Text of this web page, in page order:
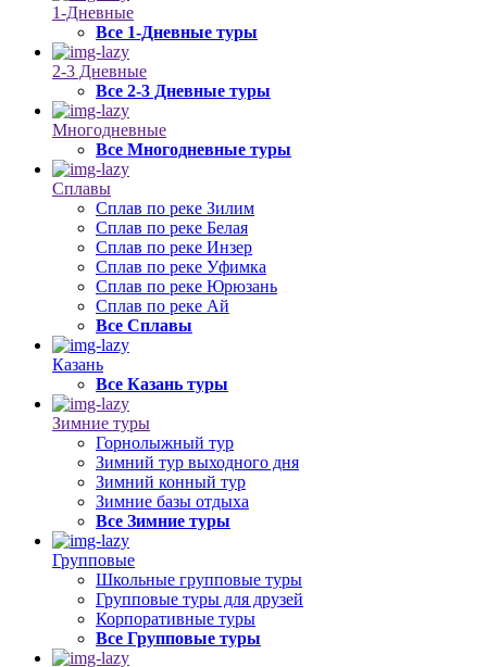
1-Дневные
Все 1-Дневные туры
2-3 Дневные
Все 2-3 Дневные туры
Многодневные
Все Многодневные туры
Сплавы
Сплав по реке Зилим
Сплав по реке Белая
Сплав по реке Инзер
Сплав по реке Уфимка
Сплав по реке Юрюзань
Сплав по реке Ай
Все Сплавы
Казань
Все Казань туры
Зимние туры
Горнолыжный тур
Зимний тур выходного дня
Зимний конный тур
Зимние базы отдыха
Все Зимние туры
Групповые
Школьные групповые туры
Групповые туры для друзей
Корпоративные туры
Все Групповые туры